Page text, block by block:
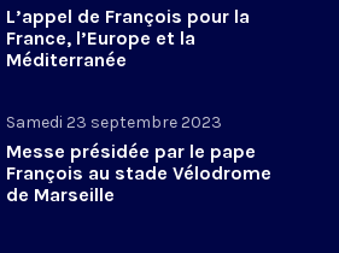
L’appel de François pour la
France, l’Europe et la
Méditerranée
Samedi 23 septembre 2023
Messe présidée par le pape
François au stade Vélodrome
de Marseille